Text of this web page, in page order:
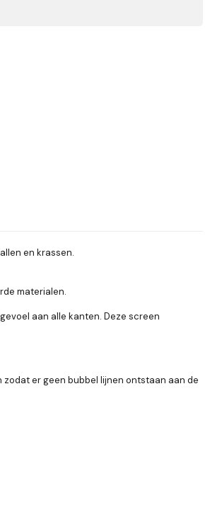
en krassen.
materialen.
aan alle kanten. Deze screen
zodat er geen bubbel lijnen ontstaan aan de